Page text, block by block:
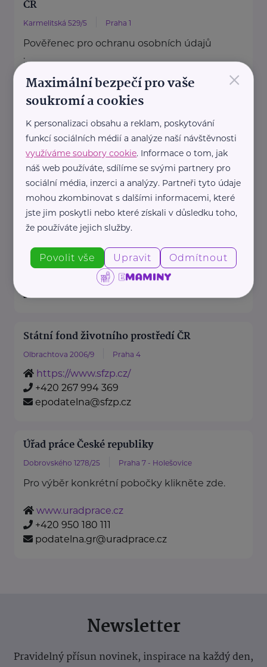
ČR
Karmelitská 529/5 Praha 1
Pověřenec pro ochranu osobních údajů
:
Mgr. Šárka Jílková,
+420 234 811 105, gdpr@msmt.cz
oznamovatelů
: Mgr. ...
https://www.msmt.cz/
+420 234 811 111
posta@msmt.cz
Loretánské náměstí 5 Praha 1 – Hradčany
https://www.mzv.cz/
Státní fond životního prostředí ČR
Olbrachtova 2006/9 Praha 4
https://www.sfzp.cz/
+420 267 994 369
epodatelna@sfzp.cz
Úřad práce České republiky
Dobrovského 1278/25 Praha 7 - Holešovice
Pro výběr konkrétní pobočky klikněte zde.
www.uradprace.cz
+420 950 180 111
podatelna.gr@uradprace.cz
Newsletter
Pravidelný přísun novinek, inspirace na každý den,
×
Maximální bezpečí pro vaše
soukromí a cookies
K personalizaci obsahu a reklam, poskytování
funkcí sociálních médií a analýze naší návštěvnosti
využíváme soubory cookie. Informace o tom, jak
náš web používáte, sdílíme se svými partnery pro
sociální média, inzerci a analýzy. Partneři tyto údaje
mohou zkombinovat s dalšími informacemi, které
jste jim poskytli nebo které získali v důsledku toho,
že používáte jejich služby.
Povolit vše Upravit Odmítnout